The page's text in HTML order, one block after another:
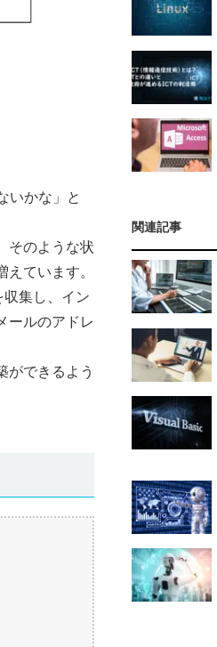
いかな」と
そのような状
ています。
集し、イン
ールのアドレ
ができるよう
関連記事